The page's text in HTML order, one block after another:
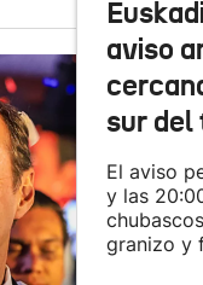
aviso
sur
El aviso
y las
granizo y